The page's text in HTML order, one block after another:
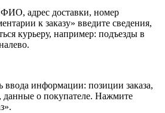
адрес доставки, номер
к заказу» введите сведения,
курьеру, например: подъезды в
ввода информации: позиции заказа,
о покупателе. Нажмите